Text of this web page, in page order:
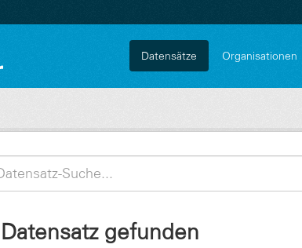
Datensätze Organisationen
gefunden